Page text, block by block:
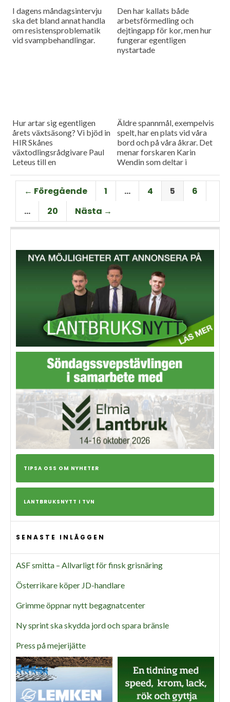
I dagens måndagsintervju
ska det bland annat handla
om resistensproblematik
vid svampbehandlingar.
Den har kallats både
arbetsförmedling och
dejtingapp för kor, men hur
fungerar egentligen
nystartade
Hur artar sig egentligen
årets växtsäsong? Vi bjöd in
HIR Skånes
växtodlingsrådgivare Paul
Leteus till en
genomgång av de vanligaste
grödorna.
Äldre spannmål, exempelvis
spelt, har en plats vid våra
bord och på våra åkrar. Det
menar forskaren Karin
Wendin som deltar i
sädesslag i framtidens mat. I
dagens måndagsintervju ska
hon berätta mer.
← Föregående 1 … 4 5
6
…
20 Nästa →
TIPSA OSS OM NYHETER
LANTBRUKSNYTT I TVN
SENASTE INLÄGGEN
ASF smitta – Allvarligt för finsk grisnäring
Österrikare köper JD-handlare
Grimme öppnar nytt begagnatcenter
Ny sprint ska skydda jord och spara bränsle
Press på mejerijätte